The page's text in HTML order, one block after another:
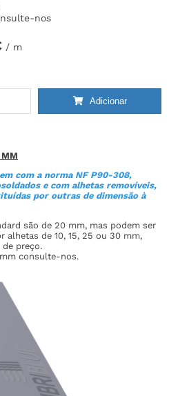
nos
/ m
Adicionar
com a norma NF P90-308,
e com alhetas removíveis,
por outras de dimensão à
são de 20 mm, mas podem ser
alhetas de 10, 15, 25 ou 30 mm,
preço.
consulte-nos.